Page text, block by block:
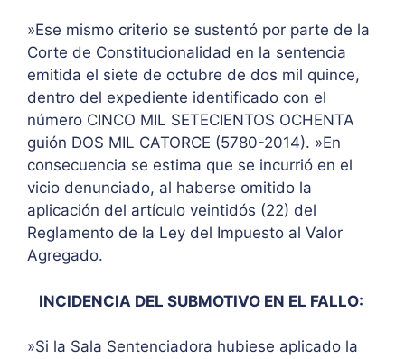
»Ese mismo criterio se sustentó por parte de la
Corte de Constitucionalidad en la sentencia
emitida el siete de octubre de dos mil quince,
dentro del expediente identificado con el
número CINCO MIL SETECIENTOS OCHENTA
guión DOS MIL CATORCE (5780-2014). »En
consecuencia se estima que se incurrió en el
vicio denunciado, al haberse omitido la
aplicación del artículo veintidós (22) del
Reglamento de la Ley del Impuesto al Valor
Agregado.
INCIDENCIA DEL SUBMOTIVO EN EL FALLO:
»Si la Sala Sentenciadora hubiese aplicado la